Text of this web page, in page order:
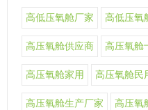
高低压氧舱厂家 高低压氧
高压氧舱供应商 高压氧舱
高压氧舱家用 高压氧舱民
高压氧舱生产厂家 高压氧